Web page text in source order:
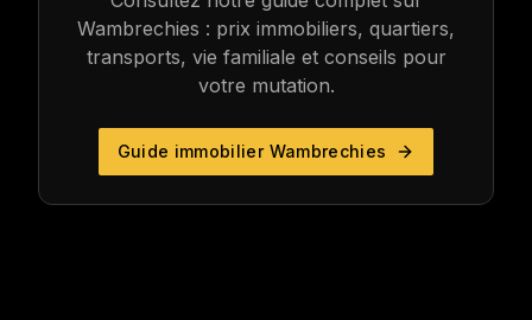
Wambrechies : prix immobiliers, quartiers,
transports, vie familiale et conseils pour
votre mutation.
Guide immobilier Wambrechies